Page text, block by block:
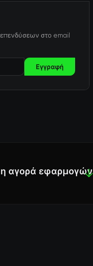
επενδύσεων στο email
Εγγραφή
η αγορά εφαρμογών
↓